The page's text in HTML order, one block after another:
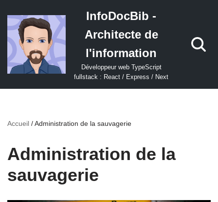
Aller
au
contenu
InfoDocBib -
Architecte de
l'information
Développeur web TypeScript
fullstack : React / Express / Next
Accueil /Administration de la sauvagerie
Administration de la
sauvagerie